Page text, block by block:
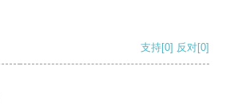
支持[0] 反对[0]